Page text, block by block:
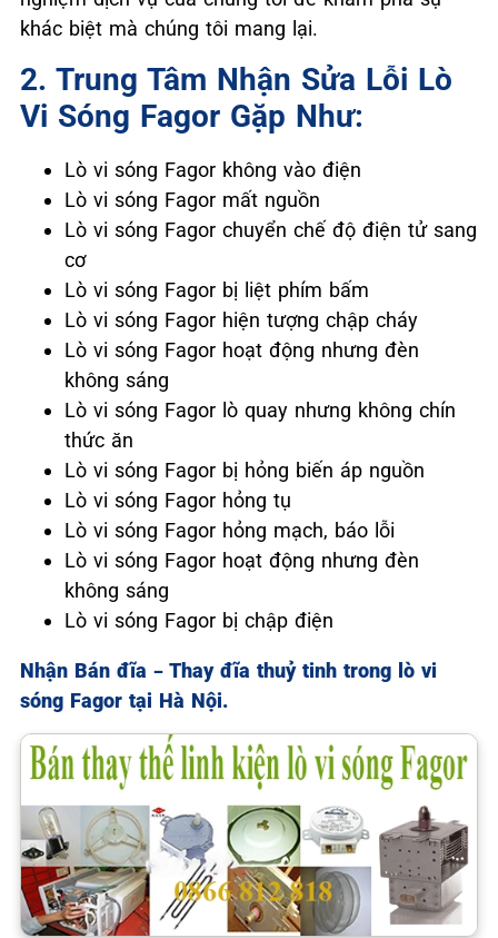
khác biệt mà chúng tôi mang lại.
2. Trung Tâm Nhận Sửa Lỗi Lò
Vi Sóng Fagor Gặp Như:
Lò vi sóng Fagor không vào điện
Lò vi sóng Fagor mất nguồn
Lò vi sóng Fagor chuyển chế độ điện tử sang
cơ
Lò vi sóng Fagor bị liệt phím bấm
Lò vi sóng Fagor hiện tượng chập cháy
Lò vi sóng Fagor hoạt động nhưng đèn
không sáng
Lò vi sóng Fagor lò quay nhưng không chín
thức ăn
Lò vi sóng Fagor bị hỏng biến áp nguồn
Lò vi sóng Fagor hỏng tụ
Lò vi sóng Fagor hỏng mạch, báo lỗi
Lò vi sóng Fagor hoạt động nhưng đèn
không sáng
Lò vi sóng Fagor bị chập điện
Nhận Bán đĩa – Thay đĩa thuỷ tinh trong lò vi
sóng Fagor tại Hà Nội.